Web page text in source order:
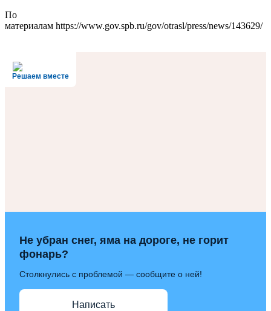
По
материалам https://www.gov.spb.ru/gov/otrasl/press/news/143629/
Решаем вместе
Не убран снег, яма на дороге, не горит
фонарь?
Столкнулись с проблемой — сообщите о ней!
Написать